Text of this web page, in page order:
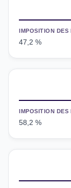
IMPOSITION DES
47,2 %
IMPOSITION DES
58,2 %